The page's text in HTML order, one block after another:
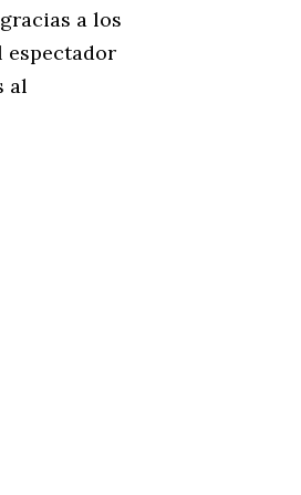
a los
espectador
al